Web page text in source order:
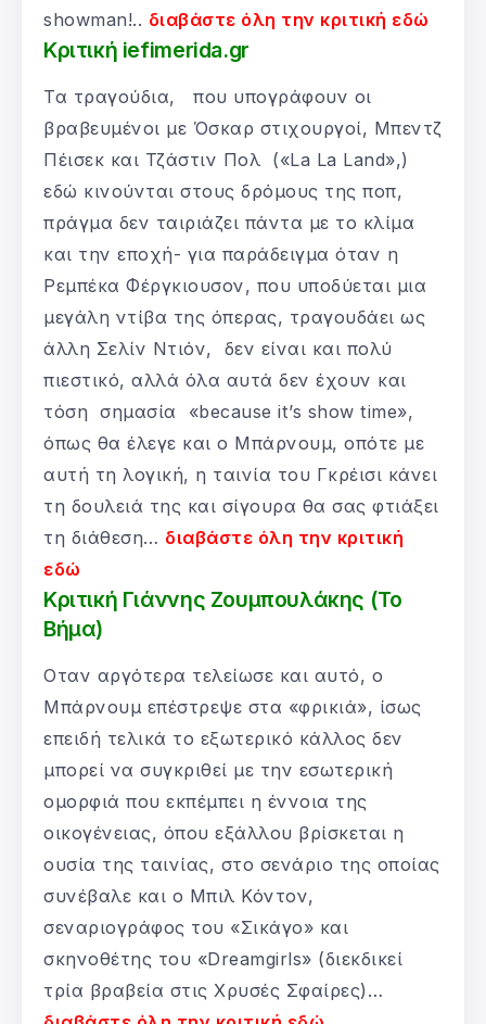
showman!.. διαβάστε όλη την κριτική εδώ
Κριτική iefimerida.gr
Τα τραγούδια, που υπογράφουν οι
βραβευμένοι με Όσκαρ στιχουργοί, Μπεντζ
Πέισεκ και Τζάστιν Πολ («La La Land»,)
εδώ κινούνται στους δρόμους της ποπ,
πράγμα δεν ταιριάζει πάντα με το κλίμα
και την εποχή- για παράδειγμα όταν η
Ρεμπέκα Φέργκιουσον, που υποδύεται μια
μεγάλη ντίβα της όπερας, τραγουδάει ως
άλλη Σελίν Ντιόν, δεν είναι και πολύ
πιεστικό, αλλά όλα αυτά δεν έχουν και
τόση σημασία «because it’s show time»,
όπως θα έλεγε και ο Μπάρνουμ, οπότε με
αυτή τη λογική, η ταινία του Γκρέισι κάνει
τη δουλειά της και σίγουρα θα σας φτιάξει
τη διάθεση… διαβάστε όλη την κριτική
εδώ
Κριτική Γιάννης Ζουμπουλάκης (Το
Βήμα)
Οταν αργότερα τελείωσε και αυτό, ο
Μπάρνουμ επέστρεψε στα «φρικιά», ίσως
επειδή τελικά το εξωτερικό κάλλος δεν
μπορεί να συγκριθεί με την εσωτερική
ομορφιά που εκπέμπει η έννοια της
οικογένειας, όπου εξάλλου βρίσκεται η
ουσία της ταινίας, στο σενάριο της οποίας
συνέβαλε και ο Μπιλ Κόντον,
σεναριογράφος του «Σικάγο» και
σκηνοθέτης του «Dreamgirls» (διεκδικεί
τρία βραβεία στις Χρυσές Σφαίρες)…